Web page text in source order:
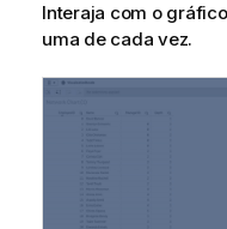
Interaja com o
uma de cada vez.